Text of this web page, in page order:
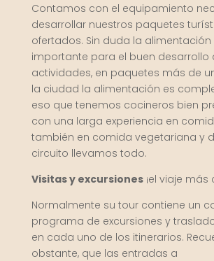
Contamos con el equipamiento
desarrollar nuestros paquetes
ofertados. Sin duda la alimentación
importante para el buen desarrollo
actividades, en paquetes más de
la ciudad la alimentación es
eso que tenemos cocineros bien
con una larga experiencia en
también en comida vegetariana y
circuito llevamos todo.
Visitas y excursiones¡el viaje más
Normalmente su tour contiene un
programa de excursiones y
en cada uno de los itinerarios.
obstante, que las entradas a